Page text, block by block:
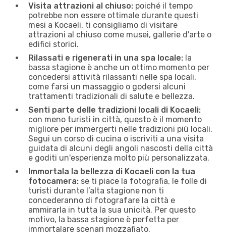
Visita attrazioni al chiuso: poiché il tempo
potrebbe non essere ottimale durante questi
mesi a Kocaeli, ti consigliamo di visitare
attrazioni al chiuso come musei, gallerie d'arte o
edifici storici.
Rilassati e rigenerati in una spa locale: la
bassa stagione è anche un ottimo momento per
concedersi attività rilassanti nelle spa locali,
come farsi un massaggio o godersi alcuni
trattamenti tradizionali di salute e bellezza.
Senti parte delle tradizioni locali di Kocaeli:
con meno turisti in città, questo è il momento
migliore per immergerti nelle tradizioni più locali.
Segui un corso di cucina o iscriviti a una visita
guidata di alcuni degli angoli nascosti della città
e goditi un'esperienza molto più personalizzata.
Immortala la bellezza di Kocaeli con la tua
fotocamera: se ti piace la fotografia, le folle di
turisti durante l’alta stagione non ti
concederanno di fotografare la città e
ammirarla in tutta la sua unicità. Per questo
motivo, la bassa stagione è perfetta per
immortalare scenari mozzafiato.